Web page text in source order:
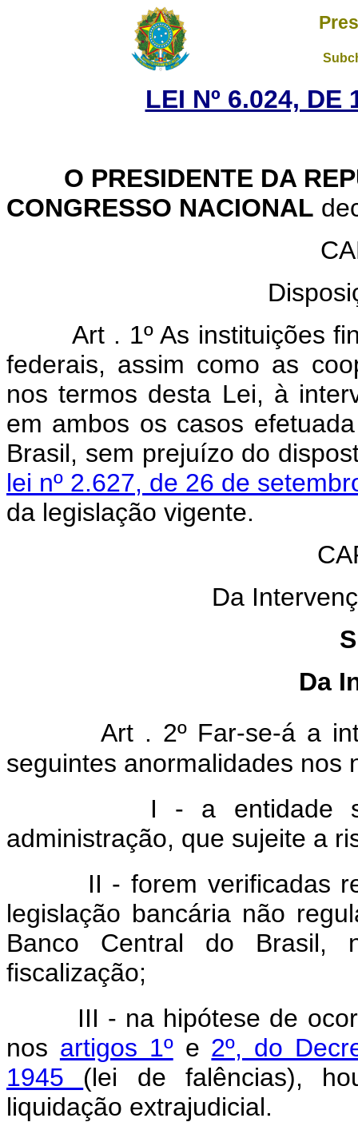
LEI Nº 6.024, DE
O PRESIDENTE DA
CONGRESSO NACIONAL
Art . 1º As instituições
federais, assim como as
nos termos desta Lei, à
em ambos os casos
Brasil, sem prejuízo do
lei nº 2.627, de 26 de
da legislação vigente.
C
Da
Da
Art . 2º Far-se-á a
seguintes anormalidades nos
I - a entidade sofrer
administração, que sujeite a
II - forem verificadas
legislação bancária não
Banco Central do Brasil,
fiscalização;
III - na hipótese de
nos artigos 1ºe 2º, do
1945 (lei de falências),
liquidação extrajudicial.